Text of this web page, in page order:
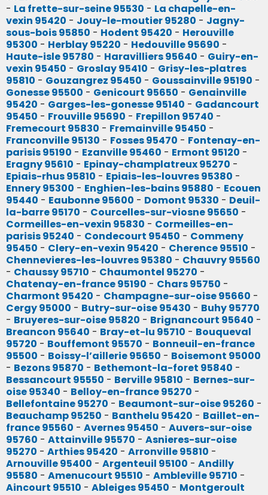
- La frette-sur-seine 95530 - La chapelle-en-
vexin 95420 - Jouy-le-moutier 95280 - Jagny-
sous-bois 95850 - Hodent 95420 - Herouville
95300 - Herblay 95220 - Hedouville 95690 -
Haute-isle 95780 - Haravilliers 95640 - Guiry-en-
vexin 95450 - Groslay 95410 - Grisy-les-platres
95810 - Gouzangrez 95450 - Goussainville 95190 -
Gonesse 95500 - Genicourt 95650 - Genainville
95420 - Garges-les-gonesse 95140 - Gadancourt
95450 - Frouville 95690 - Frepillon 95740 -
Fremecourt 95830 - Fremainville 95450 -
Franconville 95130 - Fosses 95470 - Fontenay-en-
parisis 95190 - Ezanville 95460 - Ermont 95120 -
Eragny 95610 - Epinay-champlatreux 95270 -
Epiais-rhus 95810 - Epiais-les-louvres 95380 -
Ennery 95300 - Enghien-les-bains 95880 - Ecouen
95440 - Eaubonne 95600 - Domont 95330 - Deuil-
la-barre 95170 - Courcelles-sur-viosne 95650 -
Cormeilles-en-vexin 95830 - Cormeilles-en-
parisis 95240 - Condecourt 95450 - Commeny
95450 - Clery-en-vexin 95420 - Cherence 95510 -
Chennevieres-les-louvres 95380 - Chauvry 95560
- Chaussy 95710 - Chaumontel 95270 -
Chatenay-en-france 95190 - Chars 95750 -
Charmont 95420 - Champagne-sur-oise 95660 -
Cergy 95000 - Butry-sur-oise 95430 - Buhy 95770
- Bruyeres-sur-oise 95820 - Brignancourt 95640 -
Breancon 95640 - Bray-et-lu 95710 - Bouqueval
95720 - Bouffemont 95570 - Bonneuil-en-france
95500 - Boissy-l’aillerie 95650 - Boisemont 95000
- Bezons 95870 - Bethemont-la-foret 95840 -
Bessancourt 95550 - Berville 95810 - Bernes-sur-
oise 95340 - Belloy-en-france 95270 -
Bellefontaine 95270 - Beaumont-sur-oise 95260 -
Beauchamp 95250 - Banthelu 95420 - Baillet-en-
france 95560 - Avernes 95450 - Auvers-sur-oise
95760 - Attainville 95570 - Asnieres-sur-oise
95270 - Arthies 95420 - Arronville 95810 -
Arnouville 95400 - Argenteuil 95100 - Andilly
95580 - Amenucourt 95510 - Ambleville 95710 -
Aincourt 95510 - Ableiges 95450 - Montgeroult